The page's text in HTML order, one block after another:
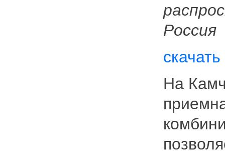
Россия
скачать
На